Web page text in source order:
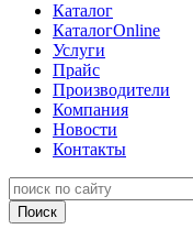
Каталог
КаталогOnline
Услуги
Прайс
Производители
Компания
Новости
Контакты